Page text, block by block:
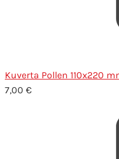
Kuverta Pollen 110x220
7,00 €